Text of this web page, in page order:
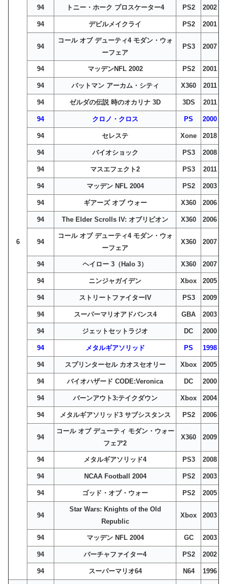
6
94 トニー・ホーク プロスケーター4 PS2 2002
94 デビルメイクライ PS2 2001
94
コール オブ デューティ4 モダン・ウォ
ーフェア
PS3 2007
94 マッデンNFL 2002 PS2 2001
94 バットマン アーカム・シティ X360 2011
94 ゼルダの伝説 時のオカリナ 3D 3DS 2011
94 クロノ・クロス PS 2000
94 セレステ Xone 2018
94 バイオショック PS3 2008
94 マスエフェクト2 PS3 2011
94 マッデン NFL 2004 PS2 2003
94 ギアーズ オブ ウォー X360 2006
94 The Elder Scrolls IV: オブリビオン X360 2006
94
コール オブ デューティ4 モダン・ウォ
ーフェア
X360 2007
94 ヘイロー 3（Halo 3） X360 2007
94 ニンジャガイデン Xbox 2005
94 ストリートファイターIV PS3 2009
94 スーパーマリオアドバンス4 GBA 2003
94 ジェットセットラジオ DC 2000
94 メタルギアソリッド PS 1998
94 スプリンターセル カオスセオリー Xbox 2005
94 バイオハザード CODE:Veronica DC 2000
94 バーンアウト3:テイクダウン Xbox 2004
94 メタルギアソリッド3 サブシスタンス PS2 2006
94
コール オブ デューティ モダン・ウォー
フェア2
X360 2009
94 メタルギアソリッド4 PS3 2008
94 NCAA Football 2004 PS2 2003
94 ゴッド・オブ・ウォー PS2 2005
94
Star Wars: Knights of the Old
Republic
Xbox 2003
94 マッデン NFL 2004 GC 2003
94 バーチャファイター4 PS2 2002
94 スーパーマリオ64 N64 1996